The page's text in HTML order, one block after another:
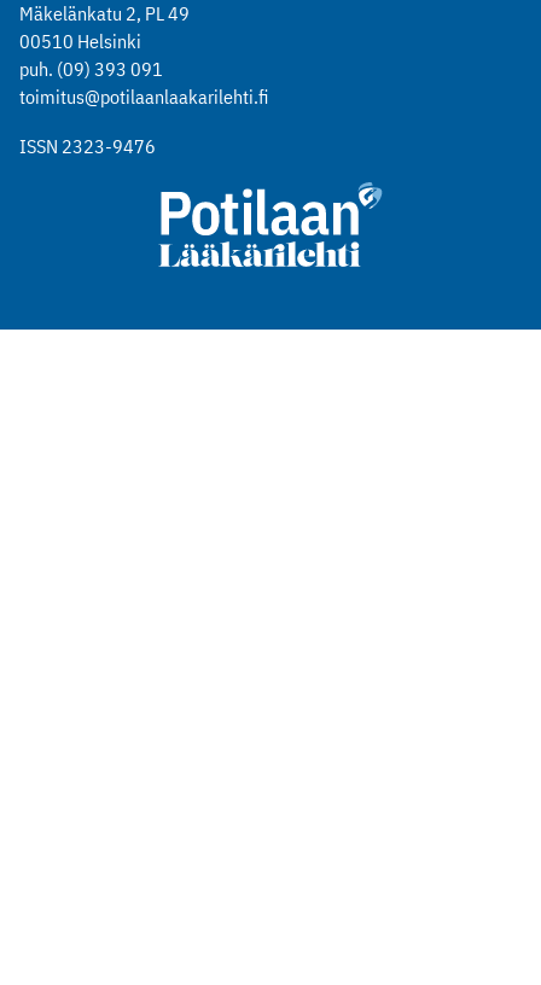
Mäkelänkatu 2, PL 49
00510 Helsinki
puh. (09) 393 091
toimitus@potilaanlaakarilehti.fi
ISSN 2323-9476